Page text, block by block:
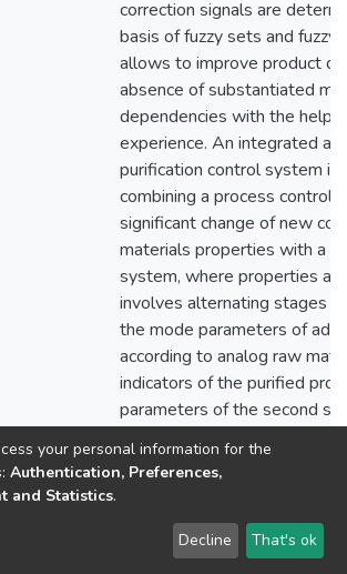
your personal information for the
Authentication, Preferences,
and Statistics.
Decline That's ok